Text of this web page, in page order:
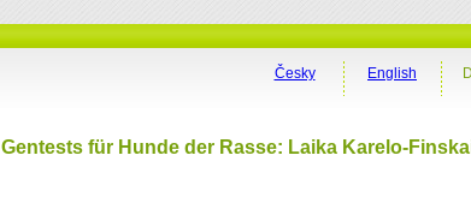
English
Česky
Gentests für Hunde der Rasse: Laika Karelo-